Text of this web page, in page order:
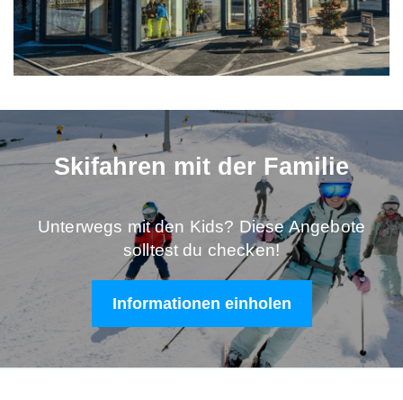
Skifahren mit der Familie
Unterwegs mit den Kids? Diese Angebote
solltest du checken!
Informationen einholen